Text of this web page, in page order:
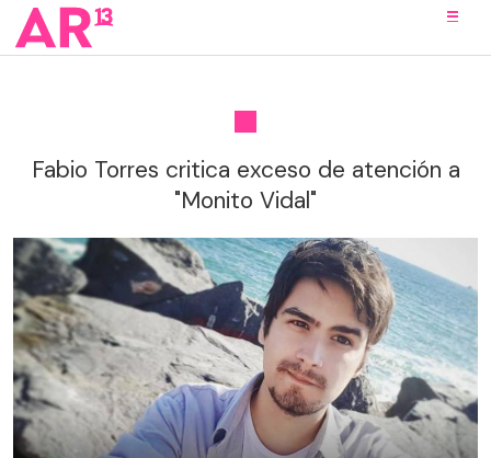
Fabio Torres critica exceso de atención a
"Monito Vidal"